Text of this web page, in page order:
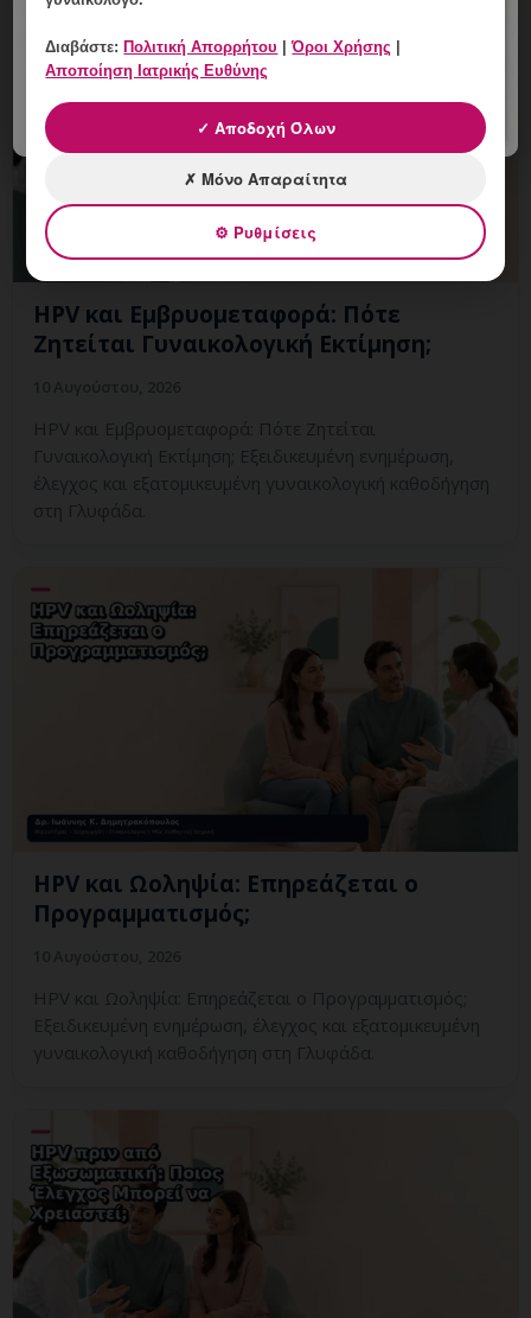
HPV και Εμβρυομεταφορά: Πότε
Ζητείται Γυναικολογική Εκτίμηση;
HPV και Εμβρυομεταφορά: Πότε Ζητείται
Γυναικολογική Εκτίμηση; Εξειδικευμένη ενημέρωση,
έλεγχος και εξατομικευμένη γυναικολογική καθοδήγηση
στη Γλυφάδα.
HPV και Ωοληψία: Επηρεάζεται ο
Προγραμματισμός;
HPV και Ωοληψία: Επηρεάζεται ο Προγραμματισμός;
Εξειδικευμένη ενημέρωση, έλεγχος και εξατομικευμένη
γυναικολογική καθοδήγηση στη Γλυφάδα.
Διαβάστε: Πολιτική Απορρήτου |Όροι Χρήσης
Αποποίηση Ιατρικής Ευθύνης
✓ Αποδοχή Όλων
✗ Μόνο Απαραίτητα
⚙ Ρυθμίσεις